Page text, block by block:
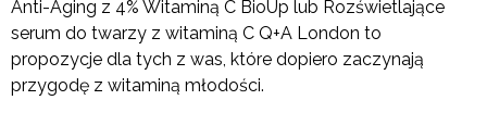
Anti-Aging z 4% Witaminą C BioUp lub Rozświetlające
serum do twarzy z witaminą C Q+A London to
propozycje dla tych z was, które dopiero zaczynają
przygodę z witaminą młodości.